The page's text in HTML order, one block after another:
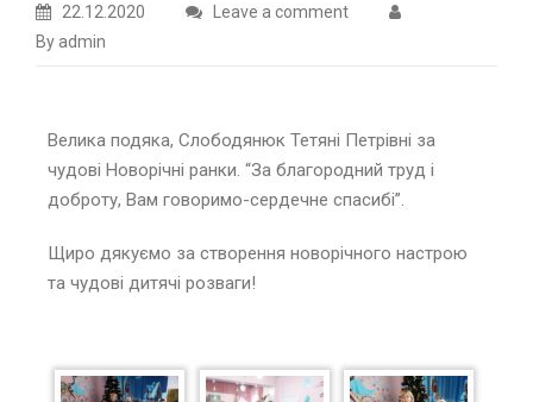
22.12.2020
Leave a comment
By admin
Велика подяка, Слободянюк Тетяні Петрівні за
чудові Новорічні ранки. “За благородний труд і
доброту, Вам говоримо-сердечне спасибі”.
Щиро дякуємо за створення новорічного настрою
та чудові дитячі розваги!